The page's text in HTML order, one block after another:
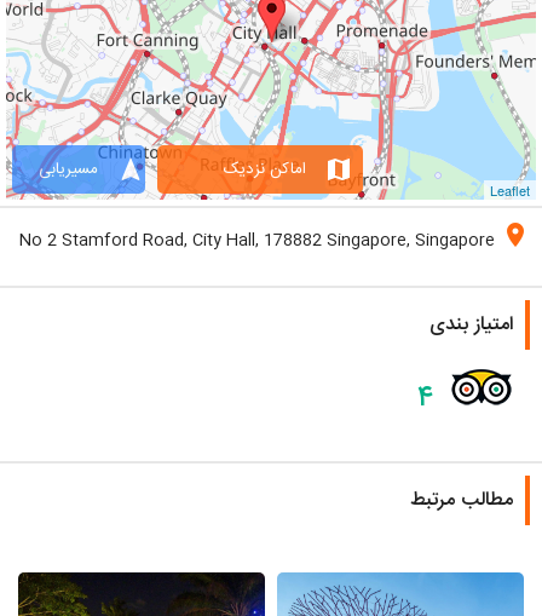
Leaflet
navigation مسیریابی map اماکن نزدیک
location_on
No 2 Stamford Road, City Hall, 178882 Singapore, Singapore
امتیاز بندی
۴
مطالب مرتبط